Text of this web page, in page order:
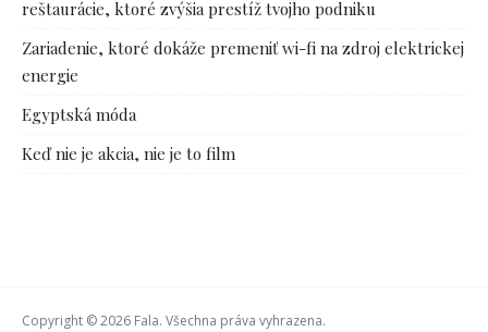
reštaurácie, ktoré zvýšia prestíž tvojho podniku
Zariadenie, ktoré dokáže premeniť wi-fi na zdroj elektrickej
energie
Egyptská móda
Keď nie je akcia, nie je to film
Copyright © 2026 Fala. Všechna práva vyhrazena.